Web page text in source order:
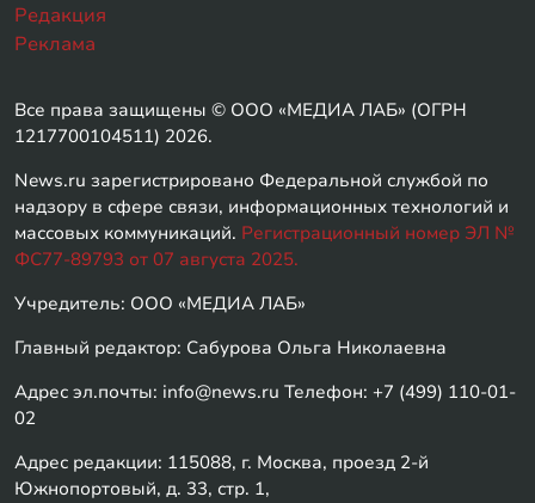
Редакция
Реклама
Все права защищены © ООО «МЕДИА ЛАБ» (ОГРН
1217700104511) 2026.
News.ru зарегистрировано Федеральной службой по
надзору в сфере связи, информационных технологий и
массовых коммуникаций. Регистрационный номер ЭЛ №
ФС77-89793 от 07 августа 2025.
Учредитель: ООО «МЕДИА ЛАБ»
Главный редактор: Сабурова Ольга Николаевна
Адрес эл.почты: info@news.ru Телефон: +7 (499) 110-01-
02
Адрес редакции: 115088, г. Москва, проезд 2-й
Южнопортовый, д. 33, стр. 1,